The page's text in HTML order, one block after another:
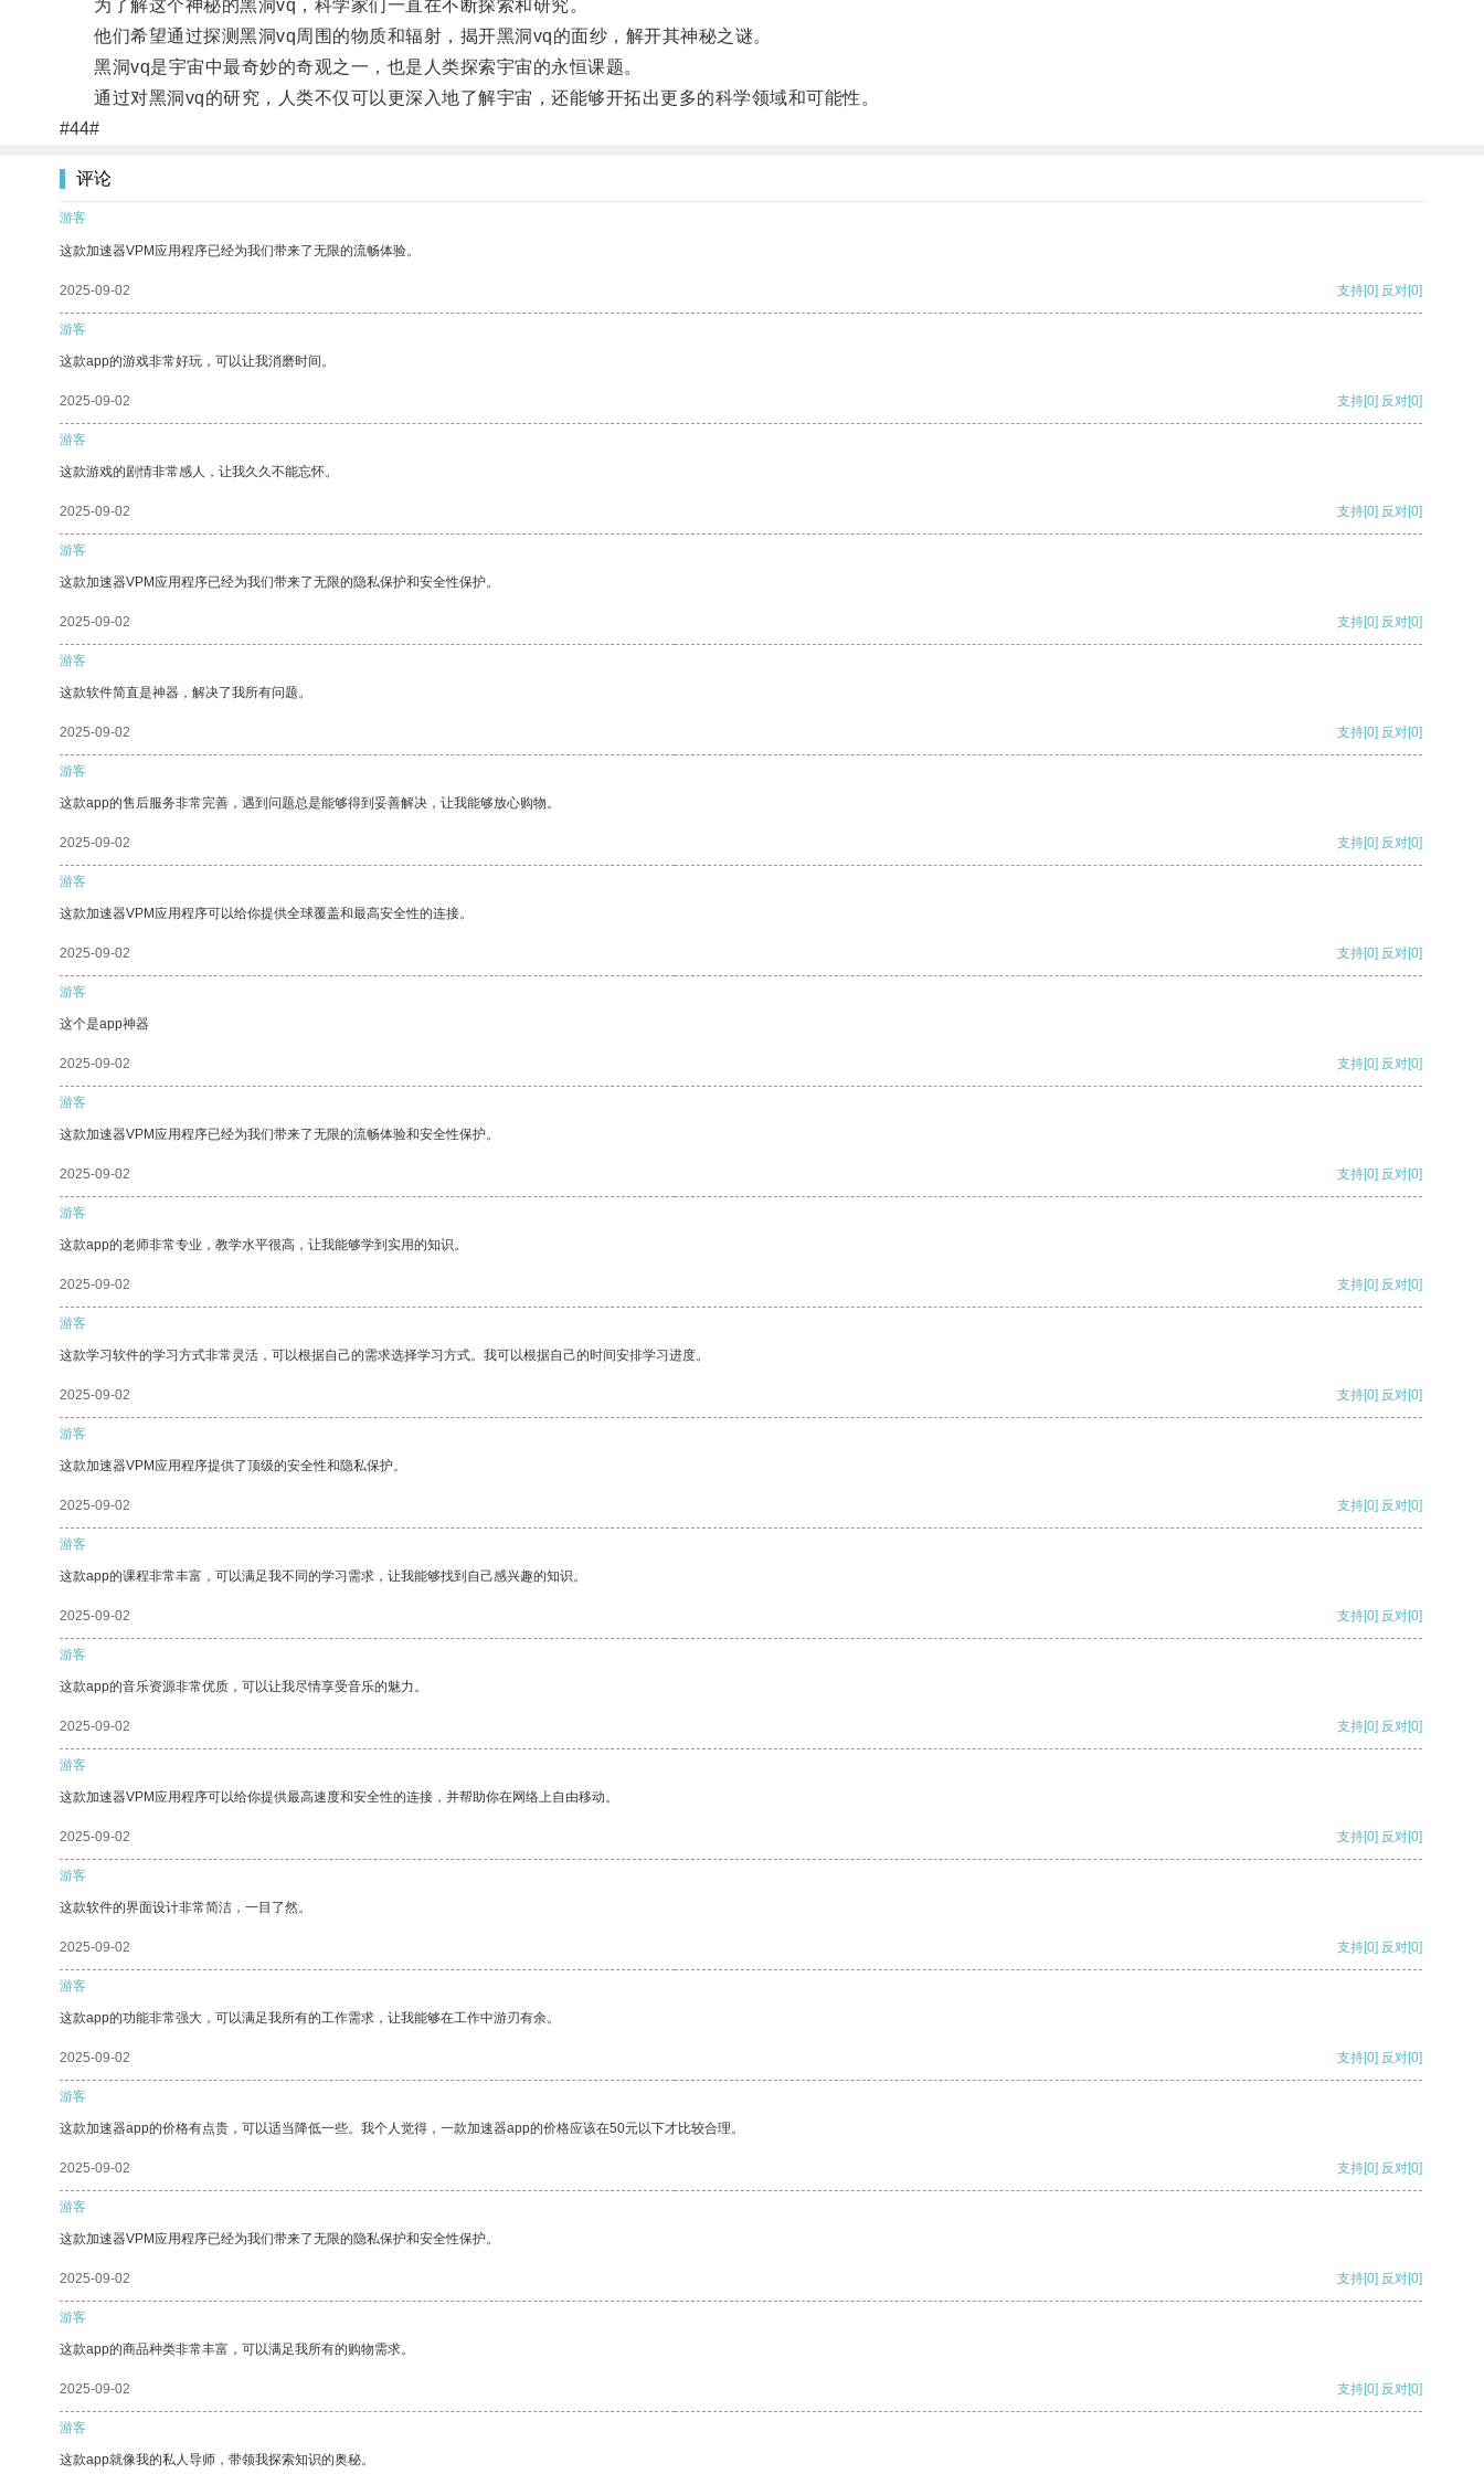
为了解这个神秘的黑洞vq，科学家们一直在不断探索和研究。
他们希望通过探测黑洞vq周围的物质和辐射，揭开黑洞vq的面纱，解开其神秘之谜。
黑洞vq是宇宙中最奇妙的奇观之一，也是人类探索宇宙的永恒课题。
通过对黑洞vq的研究，人类不仅可以更深入地了解宇宙，还能够开拓出更多的科学领域和可能性。
#44#
评论
游客
这款加速器VPM应用程序已经为我们带来了无限的流畅体验。
2025-09-02 支持[0] 反对[0]
游客
这款app的游戏非常好玩，可以让我消磨时间。
2025-09-02 支持[0] 反对[0]
游客
这款游戏的剧情非常感人，让我久久不能忘怀。
2025-09-02 支持[0] 反对[0]
游客
这款加速器VPM应用程序已经为我们带来了无限的隐私保护和安全性保护。
2025-09-02 支持[0] 反对[0]
游客
这款软件简直是神器，解决了我所有问题。
2025-09-02 支持[0] 反对[0]
游客
这款app的售后服务非常完善，遇到问题总是能够得到妥善解决，让我能够放心购物。
2025-09-02 支持[0] 反对[0]
游客
这款加速器VPM应用程序可以给你提供全球覆盖和最高安全性的连接。
2025-09-02 支持[0] 反对[0]
游客
这个是app神器
2025-09-02 支持[0] 反对[0]
游客
这款加速器VPM应用程序已经为我们带来了无限的流畅体验和安全性保护。
2025-09-02 支持[0] 反对[0]
游客
这款app的老师非常专业，教学水平很高，让我能够学到实用的知识。
2025-09-02 支持[0] 反对[0]
游客
这款学习软件的学习方式非常灵活，可以根据自己的需求选择学习方式。我可以根据自己的时间安排学习进度。
2025-09-02 支持[0] 反对[0]
游客
这款加速器VPM应用程序提供了顶级的安全性和隐私保护。
2025-09-02 支持[0] 反对[0]
游客
这款app的课程非常丰富，可以满足我不同的学习需求，让我能够找到自己感兴趣的知识。
2025-09-02 支持[0] 反对[0]
游客
这款app的音乐资源非常优质，可以让我尽情享受音乐的魅力。
2025-09-02 支持[0] 反对[0]
游客
这款加速器VPM应用程序可以给你提供最高速度和安全性的连接，并帮助你在网络上自由移动。
2025-09-02 支持[0] 反对[0]
游客
这款软件的界面设计非常简洁，一目了然。
2025-09-02 支持[0] 反对[0]
游客
这款app的功能非常强大，可以满足我所有的工作需求，让我能够在工作中游刃有余。
2025-09-02 支持[0] 反对[0]
游客
这款加速器app的价格有点贵，可以适当降低一些。我个人觉得，一款加速器app的价格应该在50元以下才比较合理。
2025-09-02 支持[0] 反对[0]
游客
这款加速器VPM应用程序已经为我们带来了无限的隐私保护和安全性保护。
2025-09-02 支持[0] 反对[0]
游客
这款app的商品种类非常丰富，可以满足我所有的购物需求。
2025-09-02 支持[0] 反对[0]
游客
这款app就像我的私人导师，带领我探索知识的奥秘。